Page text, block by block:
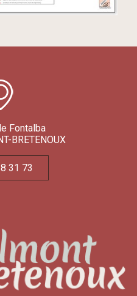
Fontalba
BRETENOUX
31 73